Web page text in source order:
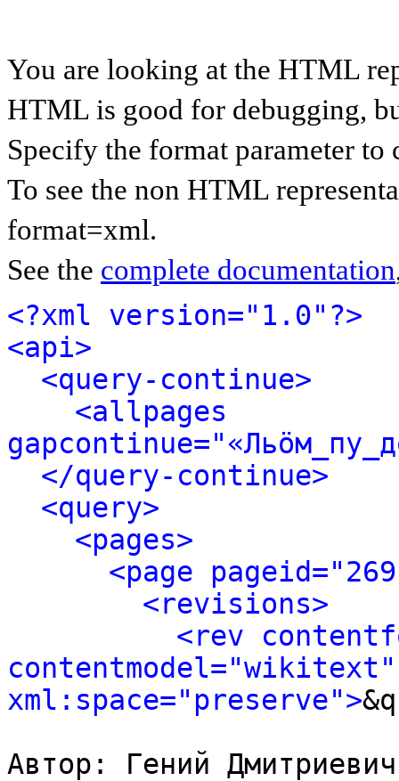
You are looking at the HTML
HTML is good for debugging,
Specify the format parameter to
To see the non HTML
format=xml.
See the complete documentation
<?xml version="1.0"?>
<api>
<query-continue>
<allpages
</query-continue>
<query>
<pages>
<page
<revisions>
<rev
contentmodel="wikitext"
xml:space="preserve">
Автор: Гений